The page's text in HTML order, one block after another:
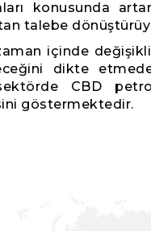
konusunda
talebe
içinde
dikte
CBD petrol
göstermektedir.